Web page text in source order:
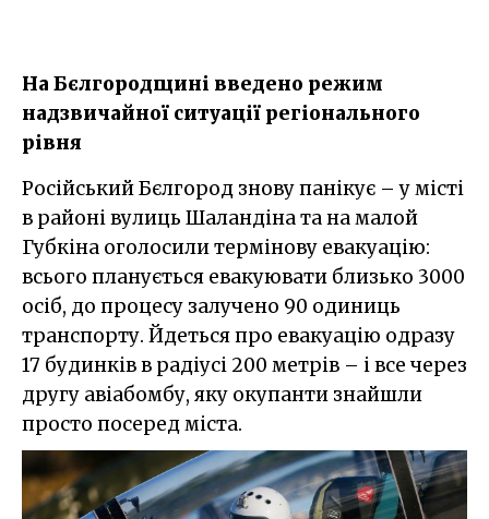
На Бєлгородщині введено режим
надзвичайної ситуації регіонального
рівня
Російський Бєлгород знову панікує – у місті
в районі вулиць Шаландіна та на малой
Губкіна оголосили термінову евакуацію:
всього планується евакуювати близько 3000
осіб, до процесу залучено 90 одиниць
транспорту. Йдеться про евакуацію одразу
17 будинків в радіусі 200 метрів – і все через
другу авіабомбу, яку окупанти знайшли
просто посеред міста.